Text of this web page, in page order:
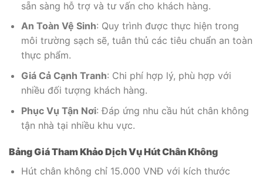
sẵn sàng hỗ trợ và tư vấn cho khách hàng.
An Toàn Vệ Sinh: Quy trình được thực hiện trong
môi trường sạch sẽ, tuân thủ các tiêu chuẩn an toàn
thực phẩm.
Giá Cả Cạnh Tranh: Chi phí hợp lý, phù hợp với
nhiều đối tượng khách hàng.
Phục Vụ Tận Nơi: Đáp ứng nhu cầu hút chân không
tận nhà tại nhiều khu vực.
Bảng Giá Tham Khảo Dịch Vụ Hút Chân Không
Hút chân không chỉ 15.000 VNĐ với kích thước